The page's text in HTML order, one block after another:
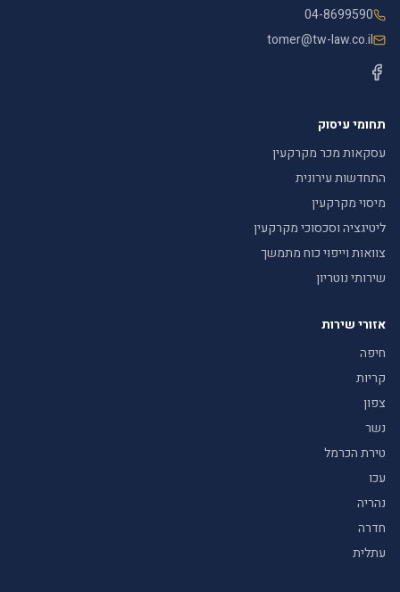
04-8699590
tomer@tw-law.co.il
תחומי עיסוק
עסקאות מכר מקרקעין
התחדשות עירונית
מיסוי מקרקעין
ליטיגציה וסכסוכי מקרקעין
צוואות וייפוי כוח מתמשך
שירותי נוטריון
אזורי שירות
חיפה
קריות
צפון
נשר
טירת הכרמל
עכו
נהריה
חדרה
עתלית